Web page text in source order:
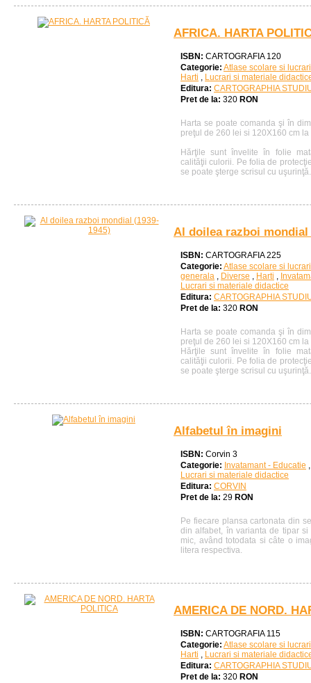
AFRICA. HARTA
ISBN: CARTOGRAFIA 120
Categorie: Atlase scolare si
Harti , Lucrari si materiale
Editura: CARTOGRAPHIA
Pret de la: 320 RON
Harta se poate comanda şi în
preţul de 260 lei si 120X160 cm
Hărţile sunt învelite în folie
calităţii culorii. Pe folia de
se poate şterge scrisul cu
Al doilea razboi mondial
ISBN: CARTOGRAFIA 225
Categorie: Atlase scolare si
generala , Diverse , Harti ,
Lucrari si materiale didactice
Editura: CARTOGRAPHIA
Pret de la: 320 RON
Harta se poate comanda şi în
preţul de 260 lei si 120X160 cm
Hărţile sunt învelite în folie
calităţii culorii. Pe folia de
se poate şterge scrisul cu
Alfabetul în imagini
ISBN: Corvin 3
Categorie: Invatamant - Educatie
Lucrari si materiale didactice
Editura: CORVIN
Pret de la: 29 RON
Pe fiecare plansa cartonata din
din alfabet, în varianta de tipar
mic, având totodata si câte o
litera respectiva.
AMERICA DE NORD.
ISBN: CARTOGRAFIA 115
Categorie: Atlase scolare si
Harti , Lucrari si materiale
Editura: CARTOGRAPHIA
Pret de la: 320 RON